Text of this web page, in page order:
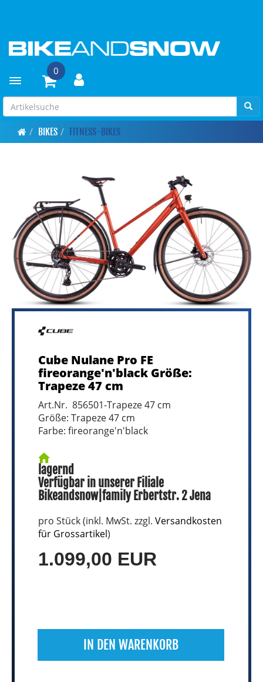
Toggle navigation
0
BIKES FITNESS-BIKES
Cube Nulane Pro FE
fireorange'n'black Größe:
Trapeze 47 cm
Art.Nr. 856501-Trapeze 47 cm
Größe: Trapeze 47 cm
Farbe: fireorange'n'black
lagernd
Verfügbar in unserer Filiale
Bikeandsnow|family Erbertstr. 2 Jena
pro Stück (inkl. MwSt. zzgl. Versandkosten
für Grossartikel)
1.099,00 EUR
IN DEN WARENKORB